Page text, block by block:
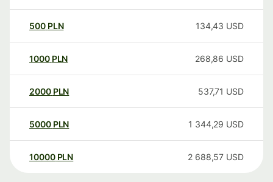
500 PLN 134,43 USD
1000 PLN 268,86 USD
2000 PLN 537,71 USD
5000 PLN 1 344,29 USD
10000 PLN 2 688,57 USD